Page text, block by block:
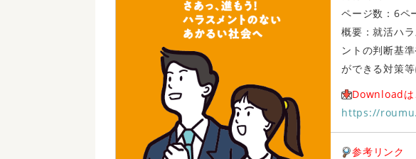
ページ数：6ペ
概要：就活ハ
ントの判断基
ができる対策
Downloadは
https://
参考リンク